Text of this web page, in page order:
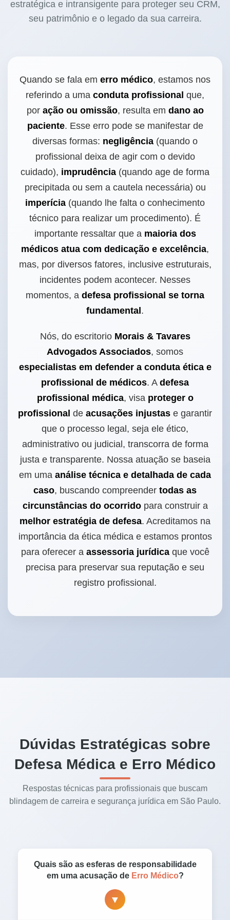
estratégica e intransigente para proteger seu CRM,
seu patrimônio e o legado da sua carreira.
Quando se fala em erro médico, estamos nos
referindo a uma conduta profissional que,
por ação ou omissão, resulta em dano ao
paciente. Esse erro pode se manifestar de
diversas formas: negligência (quando o
profissional deixa de agir com o devido
cuidado), imprudência (quando age de forma
precipitada ou sem a cautela necessária) ou
imperícia (quando lhe falta o conhecimento
técnico para realizar um procedimento). É
importante ressaltar que a maioria dos
médicos atua com dedicação e excelência,
mas, por diversos fatores, inclusive estruturais,
incidentes podem acontecer. Nesses
momentos, a defesa profissional se torna
fundamental .
Nós, do escritorio Morais & Tavares
Advogados Associados, somos
especialistas em defender a conduta ética e
profissional de médicos. A defesa
profissional médica, visa proteger o
profissional de acusações injustas e garantir
que o processo legal, seja ele ético,
administrativo ou judicial, transcorra de forma
justa e transparente. Nossa atuação se baseia
em uma análise técnica e detalhada de cada
caso, buscando compreender todas as
circunstâncias do ocorridopara construir a
melhor estratégia de defesa. Acreditamos na
importância da ética médica e estamos prontos
para oferecer a assessoria jurídicaque você
precisa para preservar sua reputação e seu
registro profissional.
Dúvidas Estratégicas sobre
Defesa Médica e Erro Médico
Respostas técnicas para profissionais que buscam
blindagem de carreira e segurança jurídica em São Paulo.
Quais são as esferas de responsabilidade
em uma acusação de Erro Médico?
▼